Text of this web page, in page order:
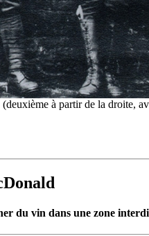
à partir de la droite,
du vin dans une zone